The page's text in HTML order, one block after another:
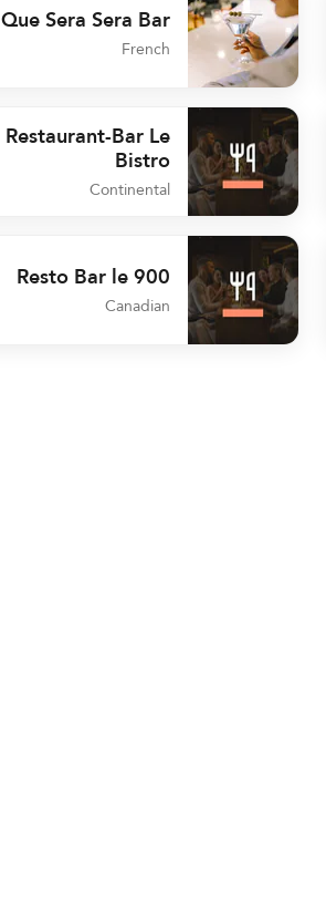
Que Sera Sera Bar
French
undefined Que Sera Sera Bar
Restaurant-Bar Le
Bistro
Continental
undefined Restaurant-Bar Le Bistro
Resto Bar le 900
Canadian